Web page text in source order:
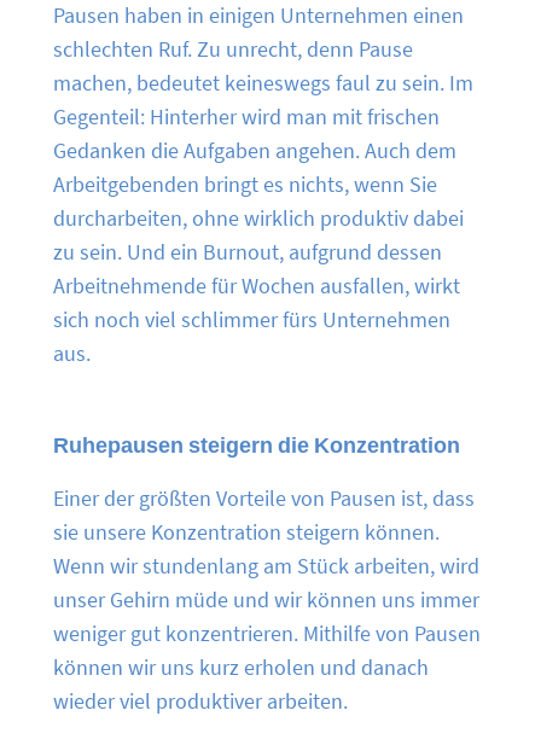
Pausen haben in einigen Unternehmen einen
schlechten Ruf. Zu unrecht, denn Pause
machen, bedeutet keineswegs faul zu sein. Im
Gegenteil: Hinterher wird man mit frischen
Gedanken die Aufgaben angehen. Auch dem
Arbeitgebenden bringt es nichts, wenn Sie
durcharbeiten, ohne wirklich produktiv dabei
zu sein. Und ein Burnout, aufgrund dessen
Arbeitnehmende für Wochen ausfallen, wirkt
sich noch viel schlimmer fürs Unternehmen
aus.
Ruhepausen steigern die Konzentration
Einer der größten Vorteile von Pausen ist, dass
sie unsere Konzentration steigern können.
Wenn wir stundenlang am Stück arbeiten, wird
unser Gehirn müde und wir können uns immer
weniger gut konzentrieren. Mithilfe von Pausen
können wir uns kurz erholen und danach
wieder viel produktiver arbeiten.